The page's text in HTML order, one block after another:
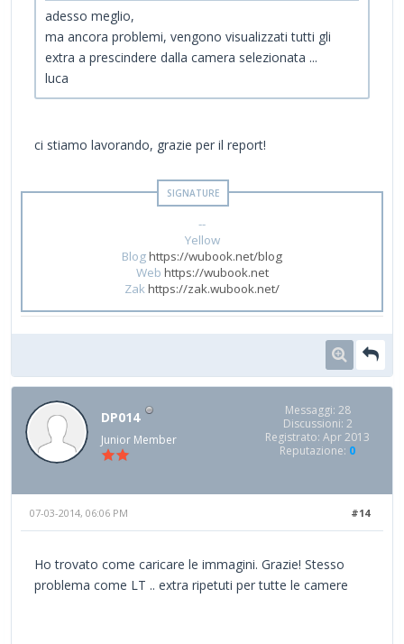
adesso meglio,
ma ancora problemi, vengono visualizzati tutti gli
extra a prescindere dalla camera selezionata ...
luca
ci stiamo lavorando, grazie per il report!
--
Yellow
Bloghttps://wubook.net/blog
Web https://wubook.net
Zakhttps://zak.wubook.net/
DP014
Junior Member
Messaggi: 28
Discussioni: 2
Registrato: Apr 2013
Reputazione: 0
#14
07-03-2014, 06:06 PM
Ho trovato come caricare le immagini. Grazie! Stesso
problema come LT .. extra ripetuti per tutte le camere